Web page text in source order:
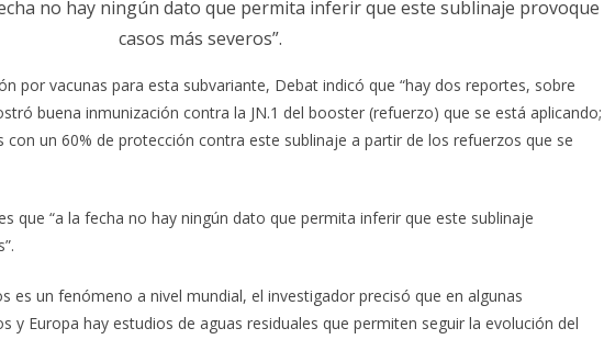
no hay ningún dato que permita inferir que este sublinaje provoque
casos más severos”.
por vacunas para esta subvariante, Debat indicó que “hay dos reportes, sobre
buena inmunización contra la JN.1 del booster (refuerzo) que se está aplicando;
un 60% de protección contra este sublinaje a partir de los refuerzos que se
que “a la fecha no hay ningún dato que permita inferir que este sublinaje
es un fenómeno a nivel mundial, el investigador precisó que en algunas
y Europa hay estudios de aguas residuales que permiten seguir la evolución del